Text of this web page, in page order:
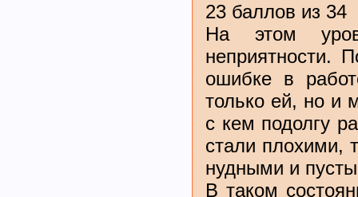
23 баллов из 34
На этом
неприятности.
ошибке в
только ей, но и
с кем подолгу
стали плохими,
нудными и
В таком